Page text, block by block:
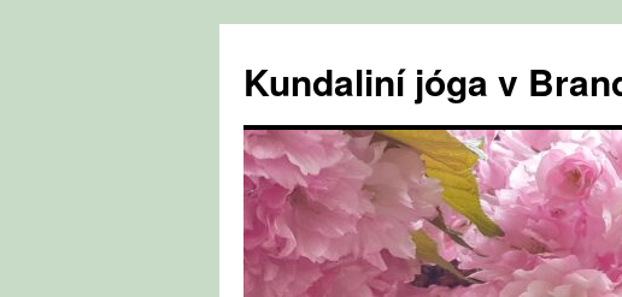
obsahu
webu
Kundaliní jóga v